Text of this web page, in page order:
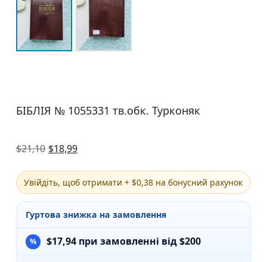
БІБЛІЯ № 1055331 тв.обк. Турконяк
$21,10 $18,99
Увійдіть, щоб отримати + $0,38 на бонусний рахунок
Гуртова знижка на замовлення
$17,94 при замовленні від $200